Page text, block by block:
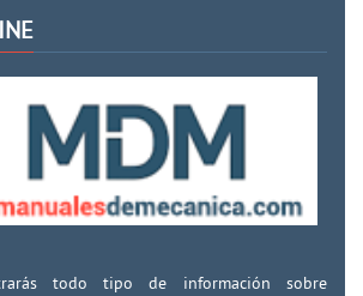
todo tipo de información sobre